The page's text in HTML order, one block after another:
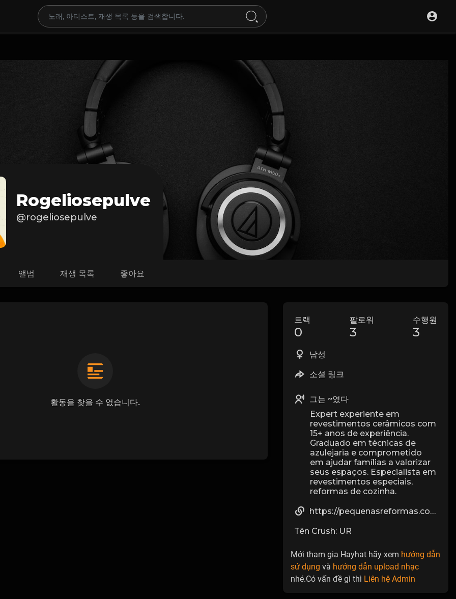
Rogeliosepulve
@rogeliosepulve
앨범 재생 목록 좋아요
활동을 찾을 수 없습니다.
트랙
0
팔로워
3
수행원
3
남성
소셜 링크
그는 ~였다
Expert experiente em
revestimentos cerâmicos com
15+ anos de experiência.
Graduado em técnicas de
azulejaria e comprometido
em ajudar famílias a valorizar
seus espaços. Especialista em
revestimentos especiais,
reformas de cozinha.
https://pequenasreformas.com.br/servico/azulejista-profissional/
Tên Crush: UR
Mới tham gia Hayhat hãy xem hướng dẫn
sử dụng và hướng dẫn upload nhạc
nhé.Có vấn đề gì thì Liên hệ Admin